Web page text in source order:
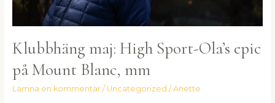
Klubbhäng maj: High Sport-Ola’s epic
på Mount Blanc, mm
Lämna en kommentar / Uncategorized / Anette
Mount